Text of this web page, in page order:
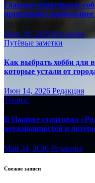
Главные спортивные
привлекают
Июн 30, 2026 Редакция
Путёвые заметки
Как выбрать хобби для
которые устали от
Июн 14, 2026 Редакция
Теннис
В Париже стартовал
неожиданностей и
Май 24, 2026 Редакция
Свежие записи